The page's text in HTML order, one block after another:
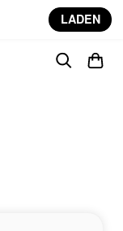
LADEN